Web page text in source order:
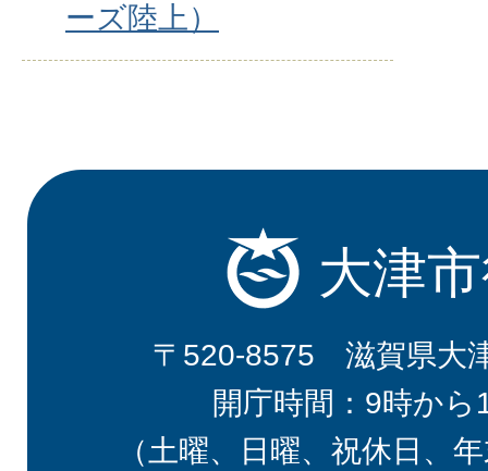
ーズ陸上）
大津
〒520-8575 滋賀県大
開庁時間：9時から
（土曜、日曜、祝休日、